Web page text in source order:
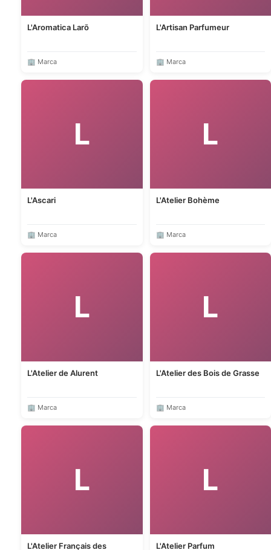
L'Aromatica Larō
🏢 Marca
L'Artisan Parfumeur
🏢 Marca
L
L'Ascari
🏢 Marca
L
L'Atelier Bohème
🏢 Marca
L
L'Atelier de Alurent
🏢 Marca
L
L'Atelier des Bois de Grasse
🏢 Marca
L
L'Atelier Français des
L
L'Atelier Parfum